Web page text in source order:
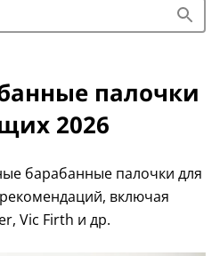
палочки
2026
барабанные палочки для
включая
Vic Firth и др.